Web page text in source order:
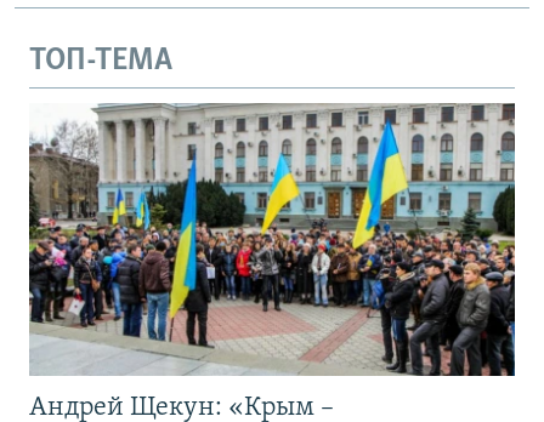
ТОП-ТЕМА
Андрей Щекун: «Крым –